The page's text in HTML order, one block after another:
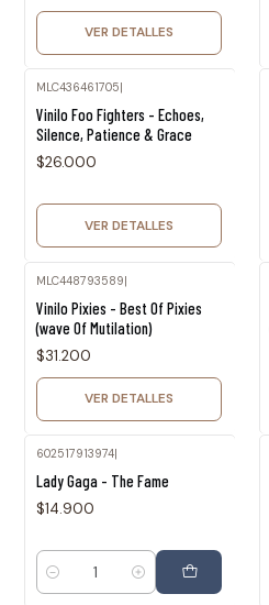
VER DETALLES
MLC436461705
Vinilo Foo Fighters - Echoes,
Silence, Patience & Grace
$26.000
VER DETALLES
MLC448793589|
Vinilo Pixies - Best Of Pixies
(wave Of Mutilation)
$31.200
VER DETALLES
602517913974|
Lady Gaga - The Fame
$14.900
Cantidad